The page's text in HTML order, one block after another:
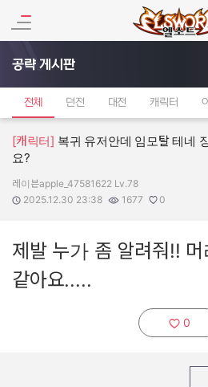
공략 게시판
전체 던전 대전 캐릭터
[캐릭터] 복귀 유저안데 임모탈 테네
요?
작성자:
레이븐apple_47581622 Lv.78
작성일:
2025.12.30 23:38
조회수:
1677
추천수:
0
제발 누가 좀 알려줘!!
같아요.....
추천하기:
0